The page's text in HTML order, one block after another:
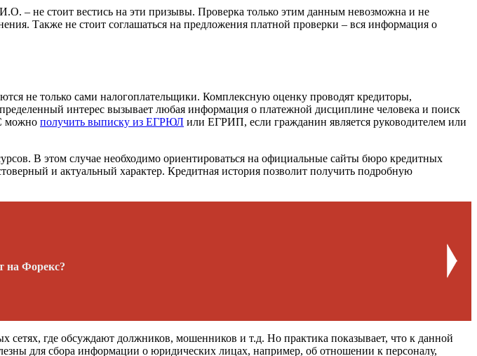
– не стоит вестись на эти призывы. Проверка только этим данным невозможна и не
Также не стоит соглашаться на предложения платной проверки – вся информация о
не только сами налогоплательщики. Комплексную оценку проводят кредиторы,
интерес вызывает любая информация о платежной дисциплине человека и поиск
можно получить выписку из ЕГРЮЛ или ЕГРИП, если гражданин является руководителем или
В этом случае необходимо ориентироваться на официальные сайты бюро кредитных
и актуальный характер. Кредитная история позволит получить подробную
на Форекс?
где обсуждают должников, мошенников и т.д. Но практика показывает, что к данной
для сбора информации о юридических лицах, например, об отношении к персоналу,